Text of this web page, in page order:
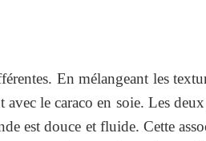
En mélangeant les
le caraco en soie. Les deux
est douce et fluide. Cette